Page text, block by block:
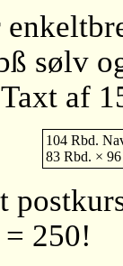
sølv
af
104 Rbd.
83 Rbd. ×
250!